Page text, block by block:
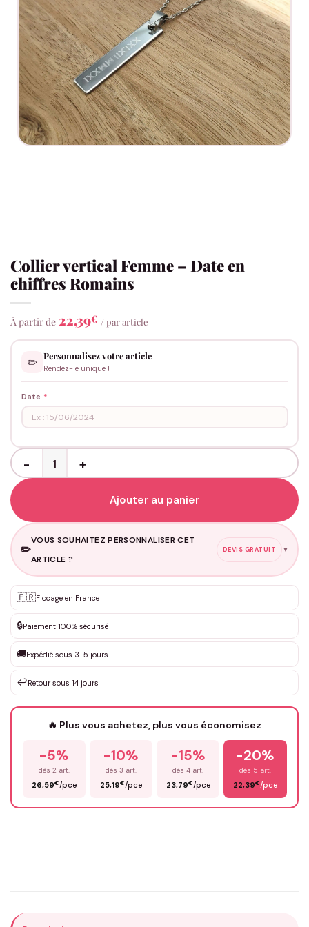
Collier vertical Femme – Date en
chiffres Romains
À partir de 22,39€ / par article
✏️
Personnalisez votre article
Rendez-le unique !
Date *
quantité de Collier vertical Femme - Date en chiffres Romains
Ajouter au panier
✏️
VOUS SOUHAITEZ PERSONNALISER CET
ARTICLE ?
DEVIS GRATUIT ▼
✨ Personnalisation sur mesure
Votre texte / idée*
🇫🇷Flocage en France
🔒Paiement 100% sécurisé
🚚Expédié sous 3-5 jours
↩️Retour sous 14 jours
🔥 Plus vous achetez, plus vous économisez
-5%
dès 2 art.
26,59€/pce
-10%
dès 3 art.
25,19€/pce
-15%
dès 4 art.
23,79€/pce
-20%
dès 5 art.
22,39€/pce